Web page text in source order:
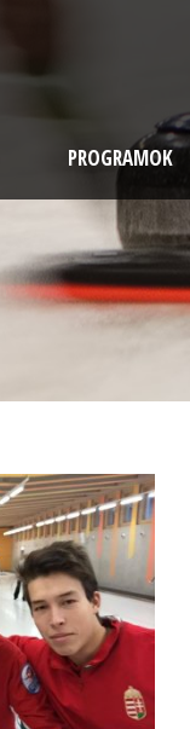
PROGRAMOK